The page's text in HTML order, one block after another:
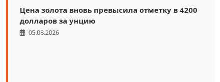
Цена золота вновь превысила отметку в 4200
долларов за унцию
05.08.2026